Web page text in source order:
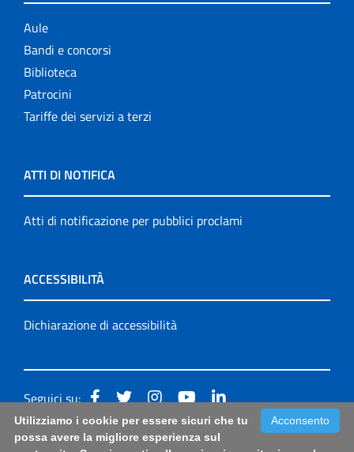
Aule
Bandi e concorsi
Biblioteca
Patrocini
Tariffe dei servizi a terzi
ATTI DI NOTIFICA
Atti di notificazione per pubblici proclami
ACCESSIBILITÀ
Dichiarazione di accessibilità
Seguici su:
Accessibilità: form di segnalazione di prima istanza per
Acconsento
Utilizziamo i cookie per essere sicuri che tu
possa avere la migliore esperienza sul